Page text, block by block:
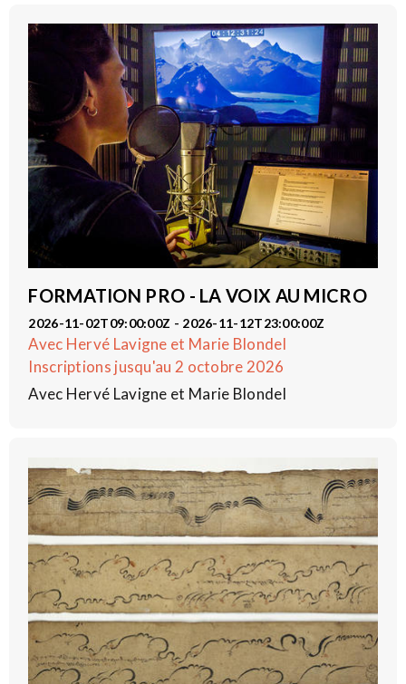
FORMATION PRO - LA VOIX AU MICRO
2026-11-02T09:00:00Z - 2026-11-12T23:00:00Z
Avec Hervé Lavigne et Marie Blondel
Inscriptions jusqu'au 2 octobre 2026
Avec Hervé Lavigne et Marie Blondel